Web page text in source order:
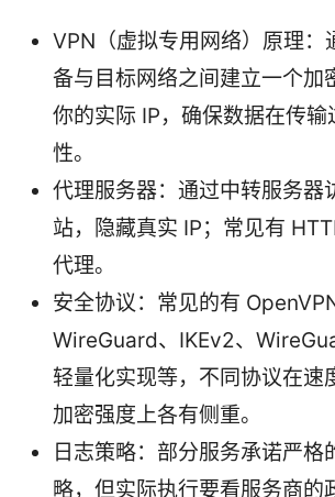
VPN（虚拟专用网络）原理：
备与目标网络之间建立一个加
你的实际 IP，确保数据在传输
性。
代理服务器：通过中转服务器
站，隐藏真实 IP；常见有
代理。
安全协议：常见的有 OpenVPN
WireGuard、IKEv2、
轻量化实现等，不同协议在速
加密强度上各有侧重。
日志策略：部分服务承诺严格
略，但实际执行要看服务商的